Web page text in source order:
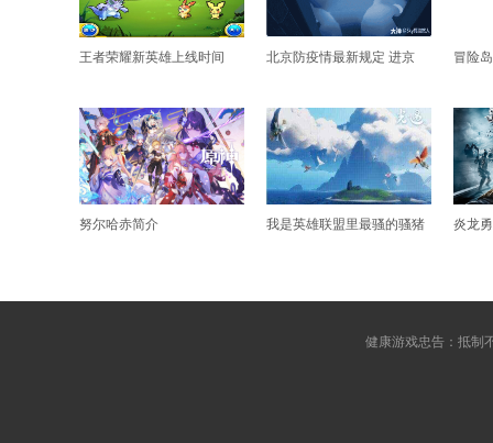
王者荣耀新英雄上线时间 北京防疫情最新规定 进京 冒险
努尔哈赤简介 我是英雄联盟里最骚的骚猪 炎龙
健康游戏忠告：抵制